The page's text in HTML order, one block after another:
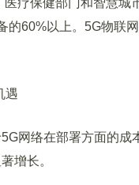
疗保健部门和智慧城
的60%以上。5G物联
遇
络在部署方面的成
增长。